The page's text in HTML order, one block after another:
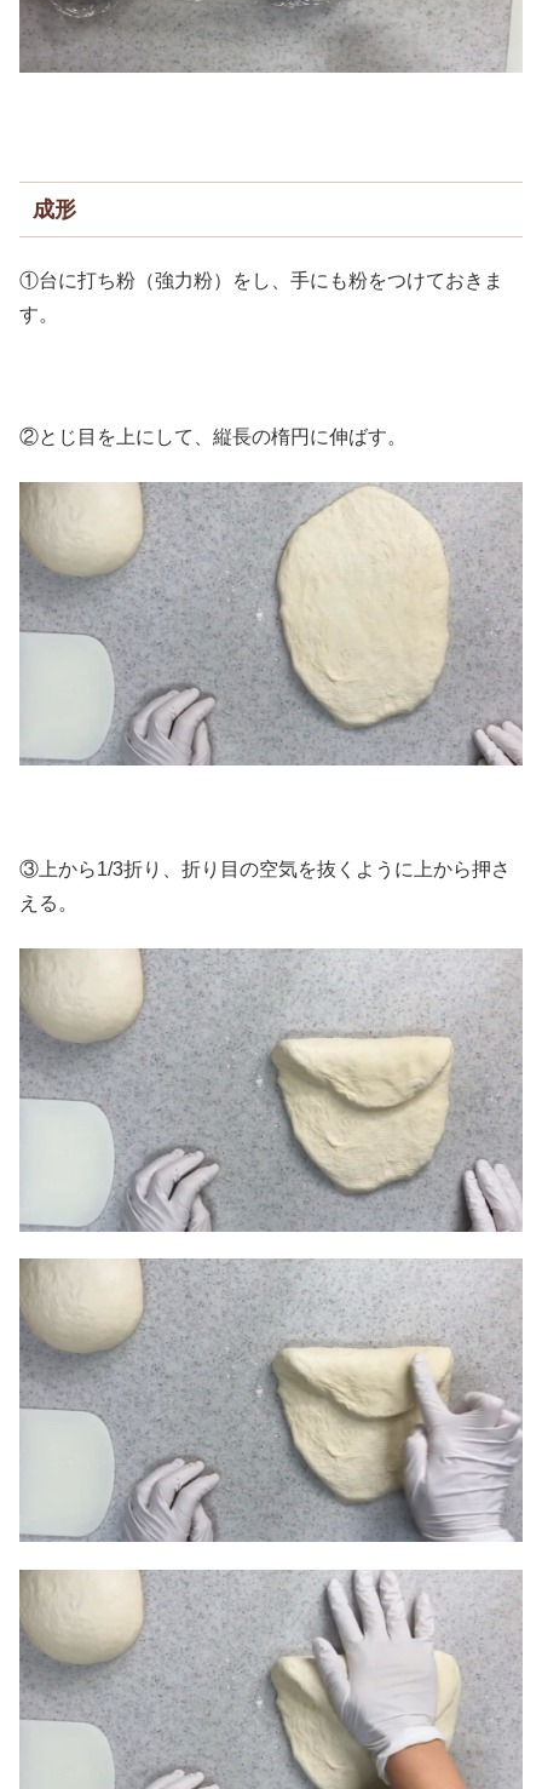
成形
①台に打ち粉（強力粉）をし、手にも粉をつけておきま
す。
②とじ目を上にして、縦長の楕円に伸ばす。
③上から1/3折り、折り目の空気を抜くように上から押さ
える。